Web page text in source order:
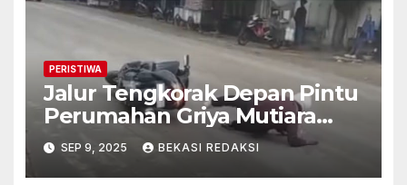
PERISTIWA
Jalur Tengkorak Depan Pintu
Perumahan Griya Mutiara
Cikarang Setelah Hujan
Jalanan Menjadi Licin
SEP 9, 2025 BEKASI REDAKSI